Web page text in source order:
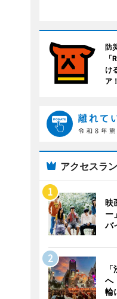
防
け
ア！
アクセスラ
映
ー
バ
へ
輪